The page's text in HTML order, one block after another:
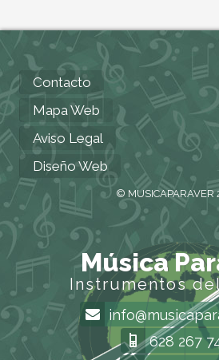
Contacto
Mapa Web
Aviso Legal
Diseño Web
© MUSICAPARAVER
Música
Instrumentos
628 267